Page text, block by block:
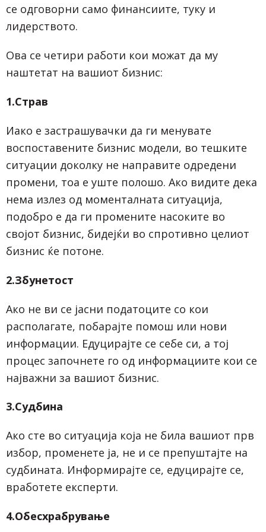
се одговорни само финансиите, туку и
лидерството.
Ова се четири работи кои можат да му
наштетат на вашиот бизнис:
1.Страв
Иако е застрашувачки да ги менувате
воспоставените бизнис модели, во тешките
ситуации доколку не направите одредени
промени, тоа е уште полошо. Ако видите дека
нема излез од моменталната ситуација,
подобро е да ги промените насоките во
својот бизнис, бидејќи во спротивно целиот
бизнис ќе потоне.
2.Збунетост
Ако не ви се јасни податоците со кои
располагате, побарајте помош или нови
информации. Едуцирајте се себе си, а тој
процес започнете го од информациите кои се
најважни за вашиот бизнис.
3.Судбина
Ако сте во ситуација која не била вашиот прв
избор, променете ја, не и се препуштајте на
судбината. Информирајте се, едуцирајте се,
вработете експерти.
4.Обесхрабрување